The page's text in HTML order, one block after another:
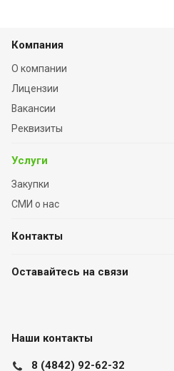
Компания
О компании
Лицензии
Вакансии
Реквизиты
Услуги
Закупки
СМИ о нас
Контакты
Оставайтесь на связи
Наши контакты
8 (4842) 92-62-32